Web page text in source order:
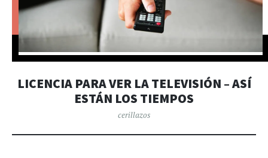
LICENCIA PARA VER LA TELEVISIÓN – ASÍ
ESTÁN LOS TIEMPOS
cerillazos